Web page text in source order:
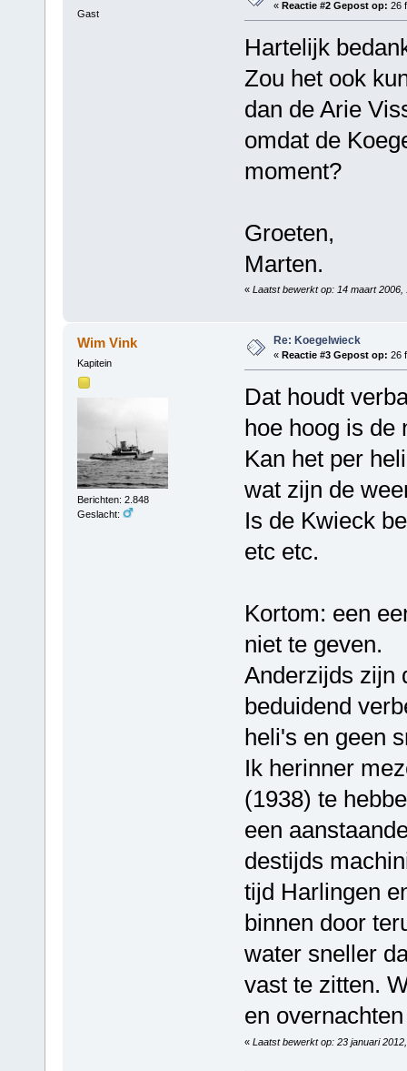
Gast
« Reactie #2 Gepost op: 26
Hartelijk
Zou het ook
dan de Arie
omdat de
moment?
Groeten,
Marten.
« Laatst bewerkt op: 14 maart
Wim Vink
Kapitein
Berichten: 2.848
Geslacht:
Re: Koegelwieck
« Reactie #3 Gepost op: 26
Dat houdt
hoe hoog is de
Kan het per
wat zijn de
Is de Kwieck
etc etc.
Kortom: een
niet te geven.
Anderzijds zijn
beduidend
heli's en geen
Ik herinner
(1938) te
een
destijds
tijd Harlingen
binnen door
water sneller
vast te zitten.
en
« Laatst bewerkt op: 23 januari